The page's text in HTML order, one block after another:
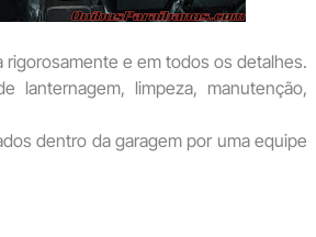
rigorosamente e em todos os detalhes.
lanternagem, limpeza, manutenção,
dentro da garagem por uma equipe